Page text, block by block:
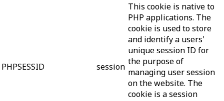
PHPSESSID session
This cookie is native to
PHP applications. The
cookie is used to store
and identify a users'
unique session ID for
the purpose of
managing user session
on the website. The
cookie is a session